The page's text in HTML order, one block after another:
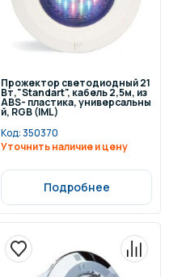
Прожектор светодиодный 21
Вт,"Standart", кабель 2,5м, из
ABS- пластика, универсальны
й, RGB (IML)
Код:350370
Уточнить наличие и цену
Подробнее